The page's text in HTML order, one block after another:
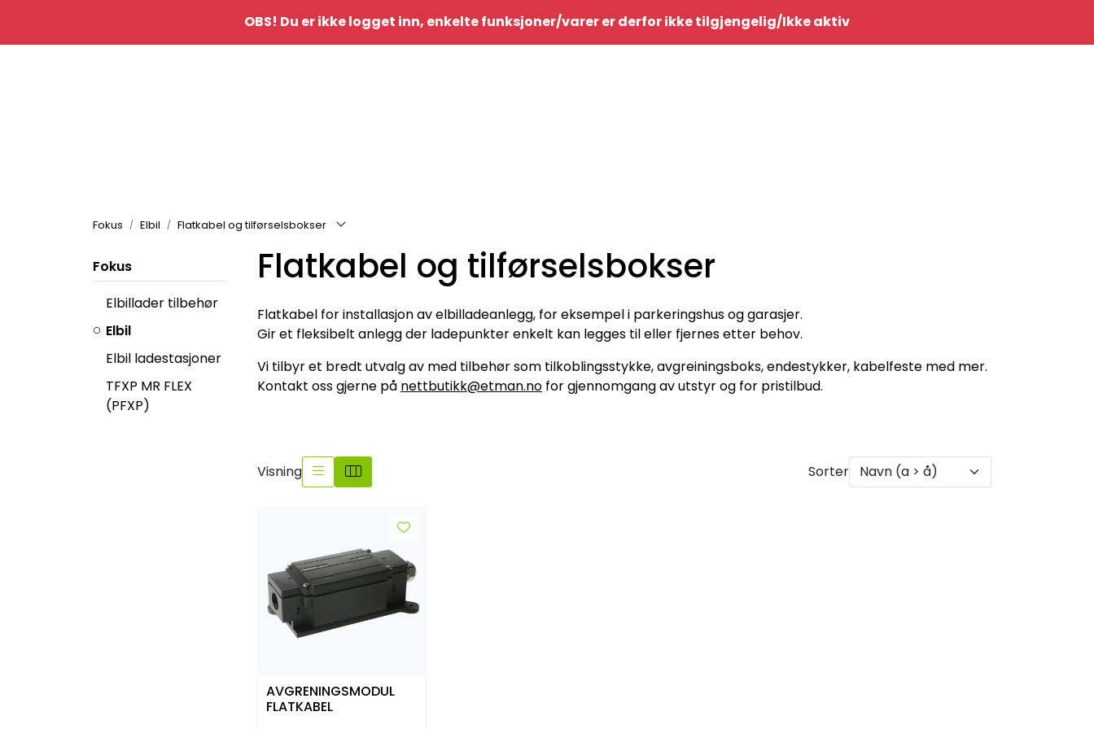
idè&inspo Infosenter
OBS! Du er ikke logget inn, enkelte funksjoner/varer er derfor ikke tilgjengelig/Ikke aktiv
Fokus Elbil Flatkabel og tilførselsbokser
Fokus
Elbillader tilbehør
Elbil
Elbil ladestasjoner
TFXP MR FLEX
(PFXP)
Flatkabel og tilførselsbokser
Flatkabel for installasjon av elbilladeanlegg, for eksempel i parkeringshus og garasjer.
Gir et fleksibelt anlegg der ladepunkter enkelt kan legges til eller fjernes etter behov.
Vi tilbyr et bredt utvalg av med tilbehør som tilkoblingsstykke, avgreiningsboks, endestykker, kabelfeste med mer.
Kontakt oss gjerne på nettbutikk@etman.no for gjennomgang av utstyr og for pristilbud.
Visning Sorter
AVGRENINGSMODUL
FLATKABEL